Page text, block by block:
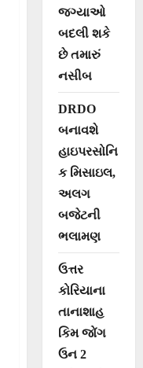
જગ્યાઓ
બદલી શકે
છે તમારું
નસીબ
DRDO
બનાવશે
હાઇપરસોનિ
ક મિસાઇલ,
અલગ
બજેટની
ભલામણ
ઉત્તર
કોરિયાના
તાનાશાહ
કિમ જોંગ
ઉન 2